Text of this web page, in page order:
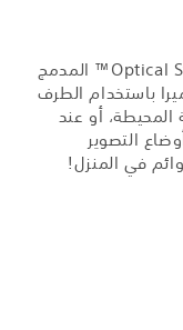
يسهل التثبيت البصري للصورة Optical SteadyShot™ المدمج
باستخدام الطرف
أو عند
التصوير
في المنزل!